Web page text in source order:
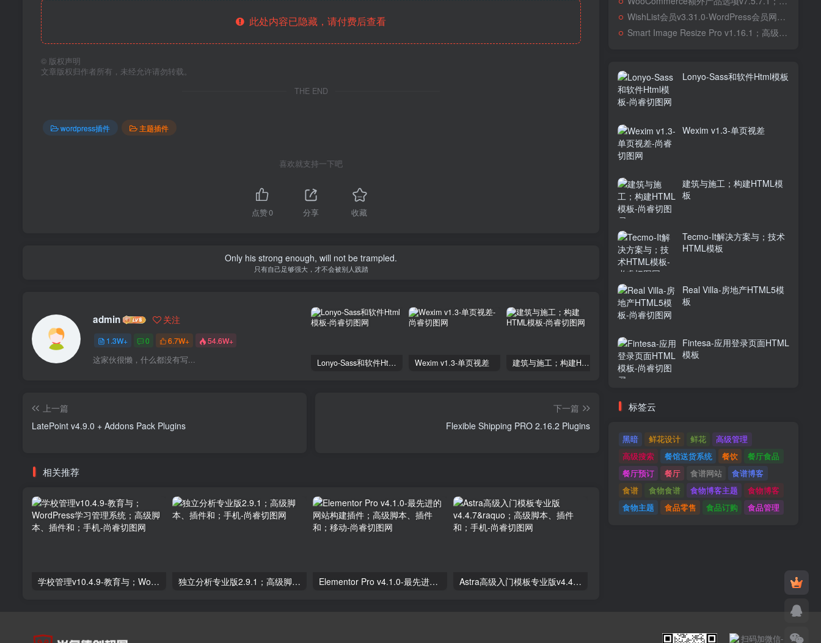
此处内容已隐藏，请付费后查看
© 版权声明
文章版权归作者所有，未经允许请勿转载。
THE END
wordpress插件 主题插件
喜欢就支持一下吧
点赞0 分享 收藏
Only his strong enough, will not be trampled.
只有自己足够强大，才不会被别人践踏
admin 关注
1.3W+ 0 6.7W+ 54.6W+
这家伙很懒，什么都没有写... Lonyo-Sass和软件Html模板 Wexim v1.3-单页视差 建筑与施工；构建HTML模板 Tecmo-It解决方案与；技术HTML模板
上一篇
LatePoint v4.9.0 + Addons Pack Plugins
下一篇
Flexible Shipping PRO 2.16.2 Plugins
相关推荐
学校管理v10.4.9-教育与；WordPress学习管理系统；高级脚本、插件和；手机 独立分析专业版2.9.1；高级脚本、插件和；手机 Elementor Pro v4.1.0-最先进的网站构建插件；高级脚本、插件和；移动 Astra高级入门模板专业版v4.4.7&raquo；高级脚本、插件和；手机
WishList会员v3.31.0-WordPress会员网站；高级脚本、插件和；移动
Smart Image Resize Pro v1.16.1；高级脚本、插件和；移动
Lonyo-Sass和软件Html模板
Wexim v1.3-单页视差
建筑与施工；构建HTML模
板
Tecmo-It解决方案与；技术
HTML模板
Real Villa-房地产HTML5模
板
Fintesa-应用登录页面HTML
模板
标签云
黑暗 鲜花设计 鲜花
高级管理
高级搜索
餐馆送货系统 餐饮
餐厅食品
餐厅预订
餐厅 食谱网站
食谱博客
食谱
食物食谱 食物博客主题
食物博客
食物主题
食品零售 食品订购 食品管理